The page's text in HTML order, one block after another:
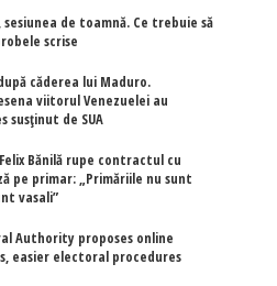
sesiunea de toamnă. Ce trebuie să
scrise
căderea lui Maduro.
viitorul Venezuelei au
susținut de SUA
Bănilă rupe contractul cu
pe primar: „Primăriile nu sunt
vasali”
Authority proposes online
easier electoral procedures